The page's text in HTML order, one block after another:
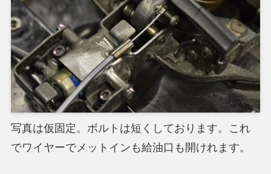
写真は仮固定。ボルトは短くしております。これ
でワイヤーでメットインも給油口も開けれます。